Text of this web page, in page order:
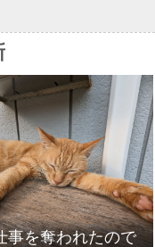
事を奪われたので